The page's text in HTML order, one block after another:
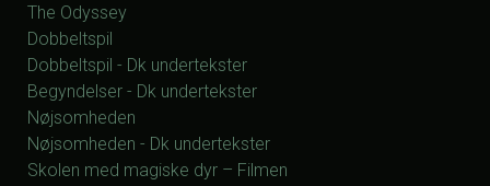
The Odyssey
Dobbeltspil
Dobbeltspil - Dk undertekster
Begyndelser - Dk undertekster
Nøjsomheden
Nøjsomheden - Dk undertekster
Skolen med magiske dyr – Filmen